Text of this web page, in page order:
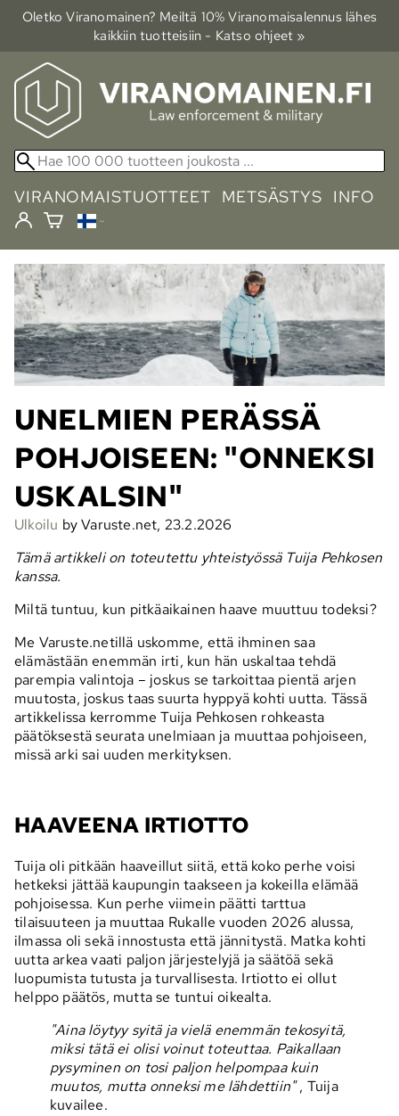
Oletko Viranomainen? Meiltä 10% Viranomais­alennus lähes
kaikkiin tuotteisiin - Katso ohjeet »
VIRANOMAISTUOTTEET METSÄSTYS INFO
UNELMIEN PERÄSSÄ
POHJOISEEN: "ONNEKSI
USKALSIN"
Ulkoilu by Varuste.net, 23.2.2026
Tämä artikkeli on toteutettu yhteistyössä Tuija Pehkosen
kanssa.
Miltä tuntuu, kun pitkäaikainen haave muuttuu todeksi?
Me Varuste.netillä uskomme, että ihminen saa
elämästään enemmän irti, kun hän uskaltaa tehdä
parempia valintoja – joskus se tarkoittaa pientä arjen
muutosta, joskus taas suurta hyppyä kohti uutta. Tässä
artikkelissa kerromme Tuija Pehkosen rohkeasta
päätöksestä seurata unelmiaan ja muuttaa pohjoiseen,
missä arki sai uuden merkityksen.
HAAVEENA IRTIOTTO
Tuija oli pitkään haaveillut siitä, että koko perhe voisi
hetkeksi jättää kaupungin taakseen ja kokeilla elämää
pohjoisessa. Kun perhe viimein päätti tarttua
tilaisuuteen ja muuttaa Rukalle vuoden 2026 alussa,
ilmassa oli sekä innostusta että jännitystä. Matka kohti
uutta arkea vaati paljon järjestelyjä ja säätöä sekä
luopumista tutusta ja turvallisesta. Irtiotto ei ollut
helppo päätös, mutta se tuntui oikealta.
"Aina löytyy syitä ja vielä enemmän tekosyitä,
miksi tätä ei olisi voinut toteuttaa. Paikallaan
pysyminen on tosi paljon helpompaa kuin
muutos, mutta onneksi me lähdettiin", Tuija
kuvailee.